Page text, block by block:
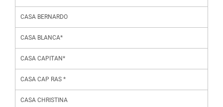
CASA BERNARDO
CASA BLANCA*
CASA CAPITAN*
CASA CAP RAS *
CASA CHRISTINA